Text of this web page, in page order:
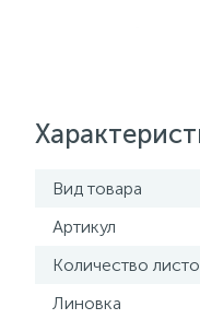
Вид товара
Артикул
Количество
Линовка